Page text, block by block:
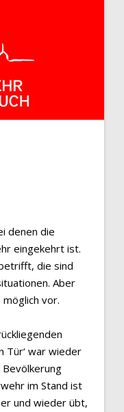
denen die
eingekehrt ist.
die sind
Aber
vor.
Tür‘ war wieder
im Stand ist
und wieder übt,